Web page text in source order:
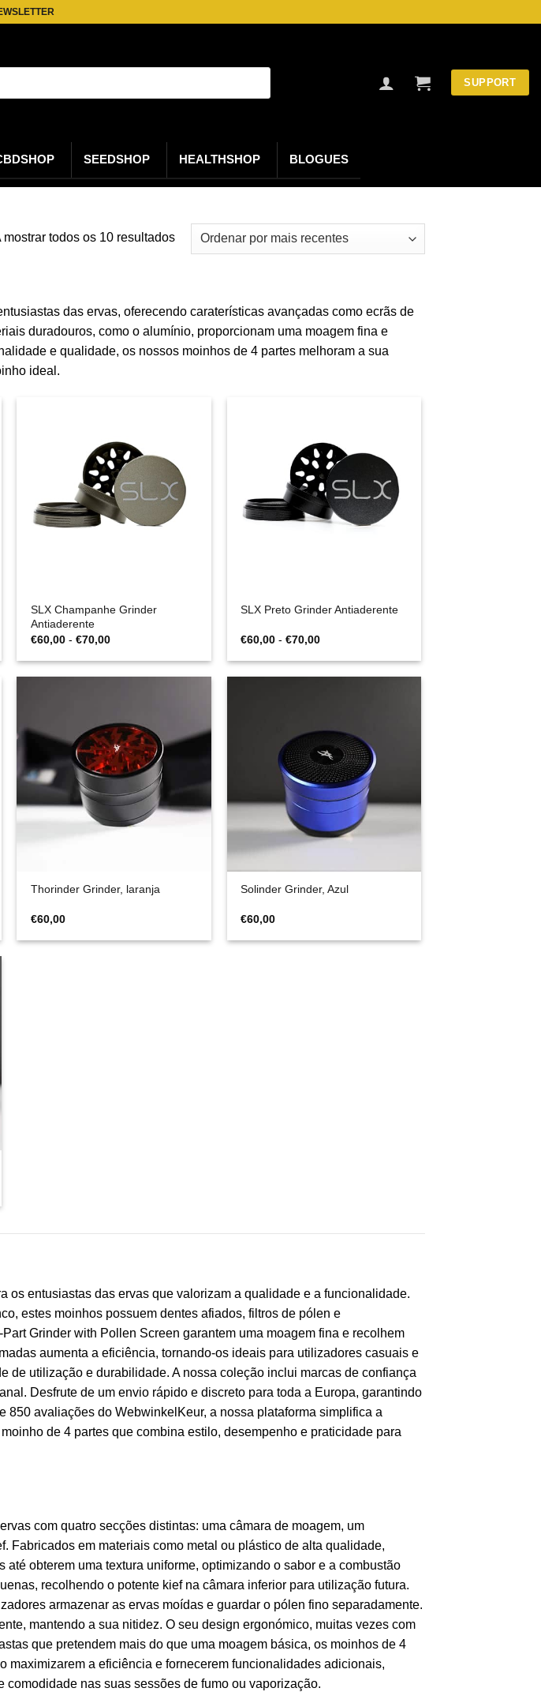
SUPPORT
SEEDSHOP HEALTHSHOP BLOGUES
mostrar todos os 10 resultadosOrdenado
por
das ervas, oferecendo caraterísticas avançadas como ecrãs de
duradouros, como o alumínio, proporcionam uma moagem fina e
e qualidade, os nossos moinhos de 4 partes melhoram a sua
ideal.
SLX Champanhe Grinder
Antiaderente
€60,00 - €70,00Gama
preços:
SLX Preto Grinder Antiaderente
€60,00 - €70,00Gama
preços:
Thorinder Grinder, laranja
€60,00
Solinder Grinder, Azul
€60,00
os entusiastas das ervas que valorizam a qualidade e a funcionalidade.
estes moinhos possuem dentes afiados, filtros de pólen e
Grinder with Pollen Screen garantem uma moagem fina e recolhem
aumenta a eficiência, tornando-os ideais para utilizadores casuais e
de utilização e durabilidade. A nossa coleção inclui marcas de confiança
Desfrute de um envio rápido e discreto para toda a Europa, garantindo
avaliações do WebwinkelKeur, a nossa plataforma simplifica a
de 4 partes que combina estilo, desempenho e praticidade para
com quatro secções distintas: uma câmara de moagem, um
Fabricados em materiais como metal ou plástico de alta qualidade,
obterem uma textura uniforme, optimizando o sabor e a combustão
recolhendo o potente kief na câmara inferior para utilização futura.
armazenar as ervas moídas e guardar o pólen fino separadamente.
mantendo a sua nitidez. O seu design ergonómico, muitas vezes com
que pretendem mais do que uma moagem básica, os moinhos de 4
maximizarem a eficiência e fornecerem funcionalidades adicionais,
nas suas sessões de fumo ou vaporização.